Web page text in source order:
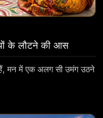
के लौटने की आस
हैं, मन में एक अलग सी उमंग उठने